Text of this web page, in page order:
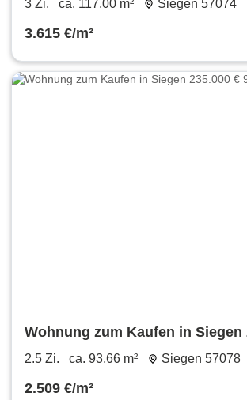
3 Zi. ca. 117,00 m² Siegen 57074
3.615 €/m²
Wohnung zum Kaufen in Siegen
93.66 m²
2.5 Zi. ca. 93,66 m² Siegen 57078
2.509 €/m²